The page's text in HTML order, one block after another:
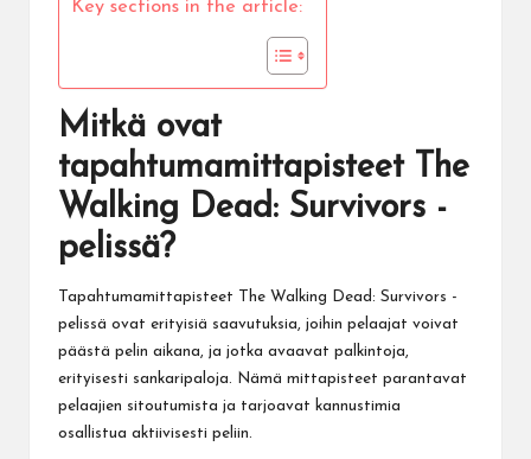
Key sections in the article:
Mitkä ovat
tapahtumamittapisteet The
Walking Dead: Survivors -
pelissä?
Tapahtumamittapisteet The Walking Dead: Survivors -
pelissä ovat erityisiä saavutuksia, joihin pelaajat voivat
päästä pelin aikana, ja jotka avaavat palkintoja,
erityisesti sankaripaloja. Nämä mittapisteet parantavat
pelaajien sitoutumista ja tarjoavat kannustimia
osallistua aktiivisesti peliin.